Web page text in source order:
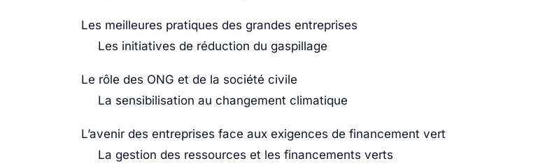
Les meilleures pratiques des grandes entreprises
Les initiatives de réduction du gaspillage
Le rôle des ONG et de la société civile
La sensibilisation au changement climatique
L’avenir des entreprises face aux exigences de financement vert
La gestion des ressources et les financements verts